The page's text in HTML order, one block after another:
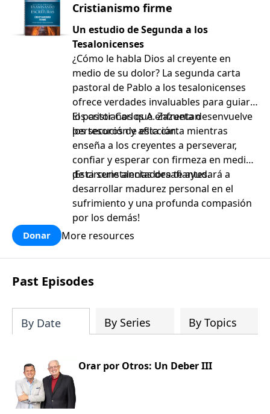
Cristianismo firme
Un estudio de Segunda a los
Tesalonicenses
¿Cómo le habla Dios al creyente en
medio de su dolor? La segunda carta
pastoral de Pablo a los tesalonicenses
ofrece verdades invaluables para guiar a
los cristianos que enfrentan
persecución y aflicción.
El pastor Carlos A. Zazueta desenvuelve
los tesoros de esta carta mientras
enseña a los creyentes a perseverar,
confiar y esperar con firmeza en medio
de circunstancias desafiantes.
¡Esta serie alentadora te ayudará a
desarrollar madurez personal en el
sufrimiento y una profunda compasión
por los demás!
Donar More resources
Past Episodes
By Date By Series By Topics
Orar por Otros: Un Deber III